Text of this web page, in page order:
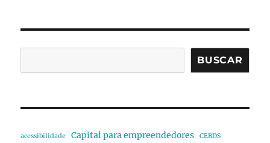
BUSCAR
acessibilidade Capital para empreendedores CEBDS